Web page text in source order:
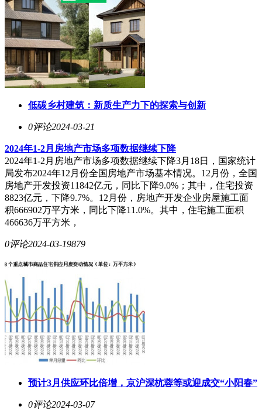
低碳乡村建筑：新质生产力下的探索与创新
0评论2024-03-21
2024年1-2月房地产市场多项数据继续下降
2024年1-2月房地产市场多项数据继续下降3月18日，国家统计
局发布2024年12月份全国房地产市场基本情况。12月份，全国
房地产开发投资11842亿元，同比下降9.0%；其中，住宅投资
8823亿元，下降9.7%。12月份，房地产开发企业房屋施工面
积666902万平方米，同比下降11.0%。其中，住宅施工面积
466636万平方米，
0评论2024-03-19879
预计3月供应环比倍增，京沪深杭蓉等或迎成交“小阳春”
0评论2024-03-07